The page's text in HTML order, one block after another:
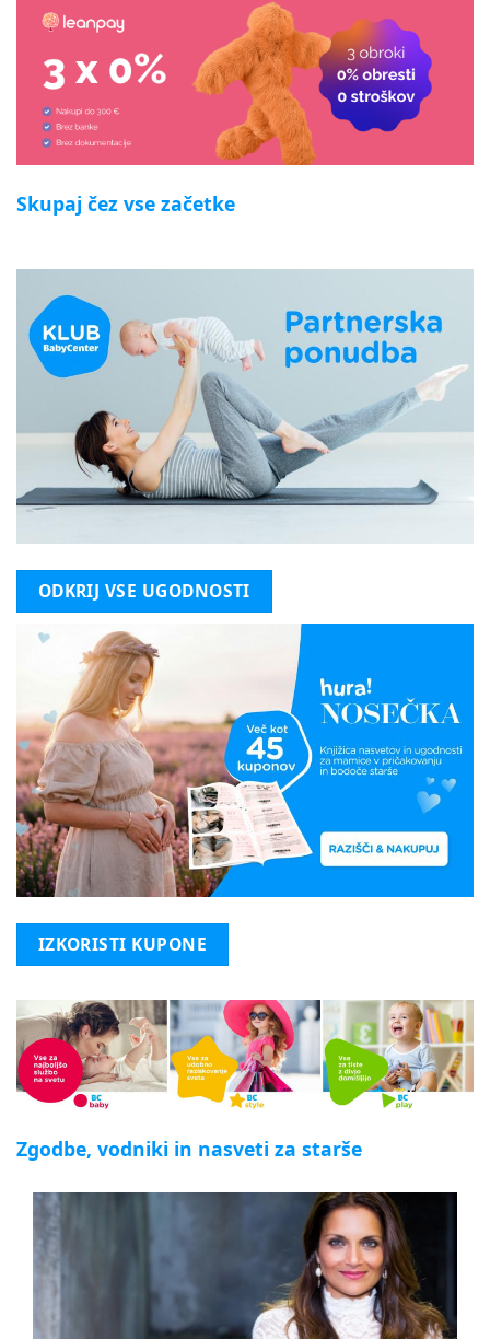
Skupaj čez vse začetke
ODKRIJ VSE UGODNOSTI
IZKORISTI KUPONE
Zgodbe, vodniki in nasveti za starše